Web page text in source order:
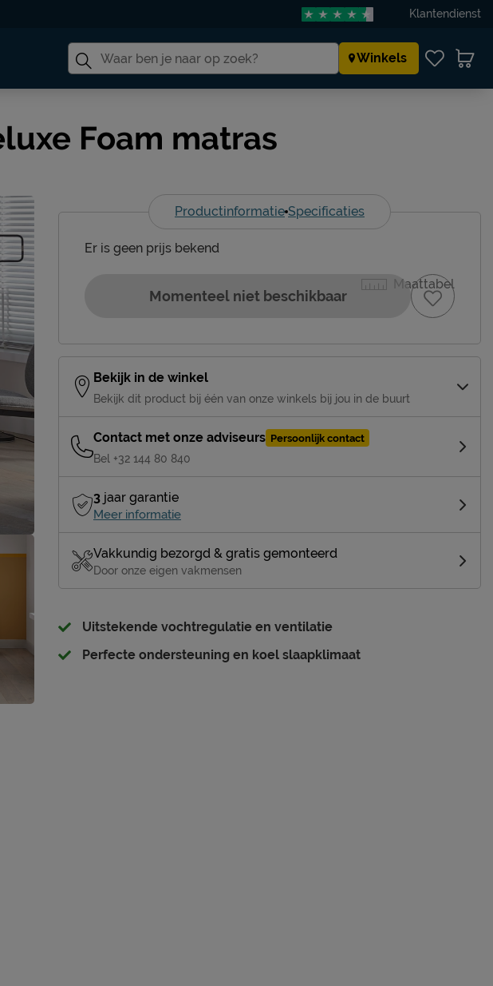
Klantendienst
Winkels
Foam matras
Productinformatie Specificaties
Maattabel
Er is geen prijs bekend
Momenteel niet beschikbaar
Bekijk in de winkel
Bekijk dit product bij één van onze winkels bij jou in de buurt
Contact met onze adviseurs Persoonlijk contact
Bel +32 144 80 840
3 jaar garantie
Meer informatie
Vakkundig bezorgd & gratis gemonteerd
Door onze eigen vakmensen
Uitstekende vochtregulatie en ventilatie
Perfecte ondersteuning en koel slaapklimaat